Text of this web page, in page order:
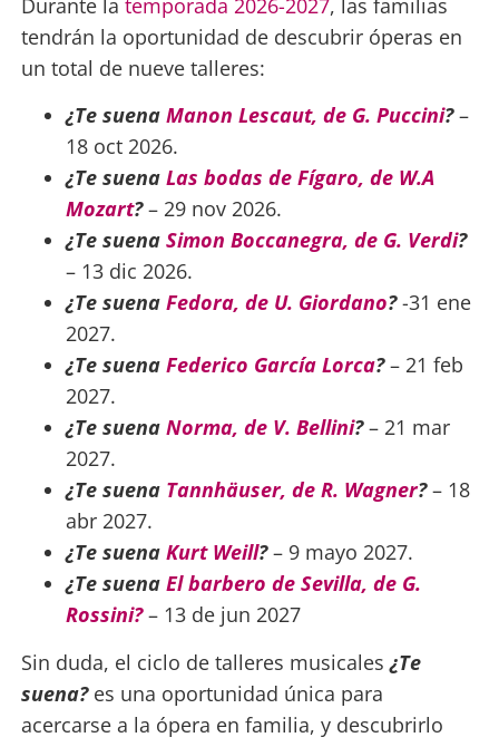
Durante la temporada 2026-2027, las familias
tendrán la oportunidad de descubrir óperas en
un total de nueve talleres:
¿Te suena Manon Lescaut, de G. Puccini?–
18 oct 2026.
¿Te suena Las bodas de Fígaro, de W.A
Mozart?– 29 nov 2026.
¿Te suena Simon Boccanegra, de G. Verdi?
– 13 dic 2026.
¿Te suena Fedora, de U. Giordano?-31 ene
2027.
¿Te suena Federico García Lorca?– 21 feb
2027.
¿Te suena Norma, de V. Bellini?– 21 mar
2027.
¿Te suena Tannhäuser, de R. Wagner?– 18
abr 2027.
¿Te suena Kurt Weill?– 9 mayo 2027.
¿Te suena El barbero de Sevilla, de G.
Rossini?– 13 de jun 2027
Sin duda, el ciclo de talleres musicales¿Te
suena?es una oportunidad única para
acercarse a la ópera en familia, y descubrirlo